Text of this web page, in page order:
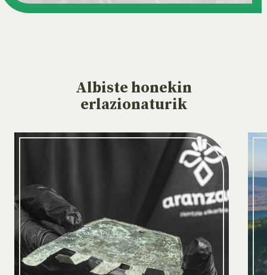
Albiste honekin
erlazionaturik